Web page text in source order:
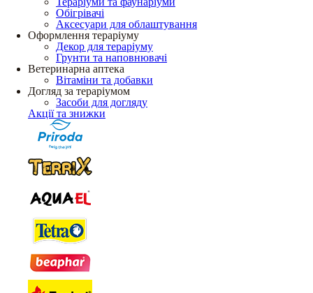
Обігрівачі
Аксесуари для облаштування
Оформлення тераріуму
Декор для тераріуму
Грунти та наповнювачі
Ветеринарна аптека
Вітаміни та добавки
Догляд за тераріумом
Засоби для догляду
Акції та знижки